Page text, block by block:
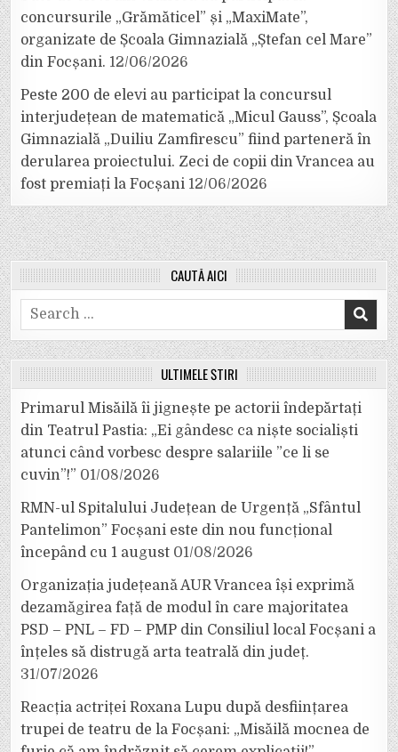
concursurile „Grămăticel” și „MaxiMate”,
organizate de Școala Gimnazială „Ștefan cel Mare”
din Focșani. 12/06/2026
Peste 200 de elevi au participat la concursul
interjudețean de matematică „Micul Gauss”, Școala
Gimnazială „Duiliu Zamfirescu” fiind parteneră în
derularea proiectului. Zeci de copii din Vrancea au
fost premiați la Focșani 12/06/2026
CAUTĂ AICI
Search
for:
ULTIMELE ȘTIRI
Primarul Misăilă îi jignește pe actorii îndepărtați
din Teatrul Pastia: „Ei gândesc ca niște socialiști
atunci când vorbesc despre salariile ”ce li se
cuvin”!” 01/08/2026
RMN-ul Spitalului Județean de Urgență „Sfântul
Pantelimon” Focșani este din nou funcțional
începând cu 1 august 01/08/2026
Organizația județeană AUR Vrancea își exprimă
dezamăgirea față de modul în care majoritatea
PSD – PNL – FD – PMP din Consiliul local Focșani a
înțeles să distrugă arta teatrală din județ.
31/07/2026
Reacția actriței Roxana Lupu după desființarea
trupei de teatru de la Focșani: „Misăilă mocnea de